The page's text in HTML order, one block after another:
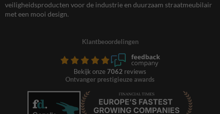
veiligheidsproducten voor de industrie en duurzaam straatmeubilair
met een mooi design.
Klantbeoordelingen
Bekijk onze 7062 reviews
Ontvanger prestigieuze awards